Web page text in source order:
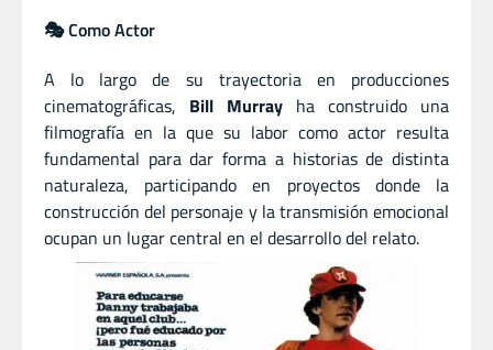
🎭 Como Actor
A lo largo de su trayectoria en producciones
cinematográficas, Bill Murray ha construido una
filmografía en la que su labor como actor resulta
fundamental para dar forma a historias de distinta
naturaleza, participando en proyectos donde la
construcción del personaje y la transmisión emocional
ocupan un lugar central en el desarrollo del relato.